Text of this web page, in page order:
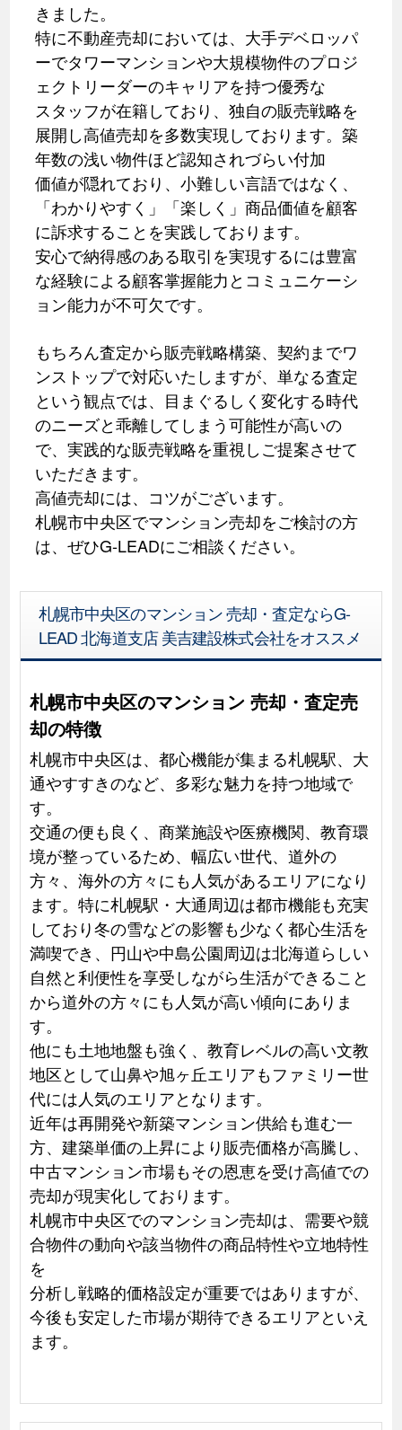
きました。
特に不動産売却においては、大手デベロッパ
ーでタワーマンションや大規模物件のプロジ
ェクトリーダーのキャリアを持つ優秀な
スタッフが在籍しており、独自の販売戦略を
展開し高値売却を多数実現しております。築
年数の浅い物件ほど認知されづらい付加
価値が隠れており、小難しい言語ではなく、
「わかりやすく」「楽しく」商品価値を顧客
に訴求することを実践しております。
安心で納得感のある取引を実現するには豊富
な経験による顧客掌握能力とコミュニケーシ
ョン能力が不可欠です。
もちろん査定から販売戦略構築、契約までワ
ンストップで対応いたしますが、単なる査定
という観点では、目まぐるしく変化する時代
のニーズと乖離してしまう可能性が高いの
で、実践的な販売戦略を重視しご提案させて
いただきます。
高値売却には、コツがございます。
札幌市中央区でマンション売却をご検討の方
は、ぜひG-LEADにご相談ください。
札幌市中央区のマンション 売却・査定ならG-
LEAD 北海道支店 美吉建設株式会社をオススメ
札幌市中央区のマンション 売却・査定売
却の特徴
札幌市中央区は、都心機能が集まる札幌駅、大
通やすすきのなど、多彩な魅力を持つ地域で
す。
交通の便も良く、商業施設や医療機関、教育環
境が整っているため、幅広い世代、道外の
方々、海外の方々にも人気があるエリアになり
ます。特に札幌駅・大通周辺は都市機能も充実
しており冬の雪などの影響も少なく都心生活を
満喫でき、円山や中島公園周辺は北海道らしい
自然と利便性を享受しながら生活ができること
から道外の方々にも人気が高い傾向にありま
す。
他にも土地地盤も強く、教育レベルの高い文教
地区として山鼻や旭ヶ丘エリアもファミリー世
代には人気のエリアとなります。
近年は再開発や新築マンション供給も進む一
方、建築単価の上昇により販売価格が高騰し、
中古マンション市場もその恩恵を受け高値での
売却が現実化しております。
札幌市中央区でのマンション売却は、需要や競
合物件の動向や該当物件の商品特性や立地特性
を
分析し戦略的価格設定が重要ではありますが、
今後も安定した市場が期待できるエリアといえ
ます。